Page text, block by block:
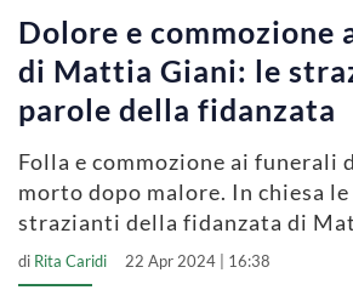
Dolore e commozione
di Mattia Giani: le
parole della fidanzata
Folla e commozione ai funerali
morto dopo malore. In chiesa
strazianti della fidanzata di
di Rita Caridi 22 Apr 2024 | 16:38